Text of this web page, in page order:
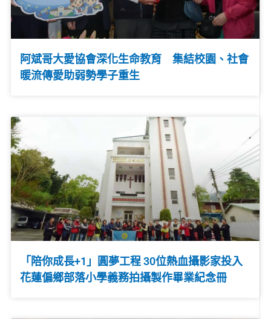
阿斌哥大愛協會深化生命教育 集結校園、社會
暖流傳愛助弱勢學子重生
「陪你成長+1」圓夢工程 30位熱血攝影家投入
花蓮偏鄉部落小學義務拍攝製作畢業紀念冊